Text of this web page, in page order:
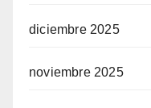
diciembre 2025
noviembre 2025